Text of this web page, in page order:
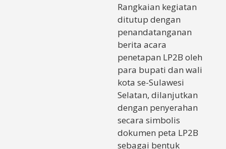
Rangkaian kegiatan
ditutup dengan
penandatanganan
berita acara
penetapan LP2B oleh
para bupati dan wali
kota se-Sulawesi
Selatan, dilanjutkan
dengan penyerahan
secara simbolis
dokumen peta LP2B
sebagai bentuk